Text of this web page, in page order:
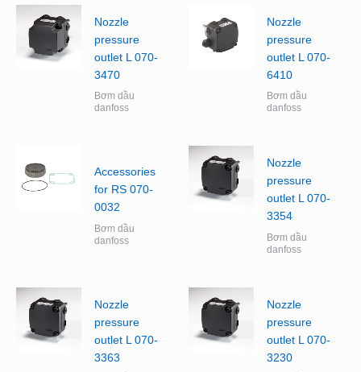
Nozzle
pressure
outlet L 070-
3470
Bơm dầu
danfoss
Nozzle
pressure
outlet L 070-
6410
Bơm dầu
danfoss
Accessories
for RS 070-
0032
Bơm dầu
danfoss
Nozzle
pressure
outlet L 070-
3354
Bơm dầu
danfoss
Nozzle
pressure
outlet L 070-
3363
Nozzle
pressure
outlet L 070-
3230